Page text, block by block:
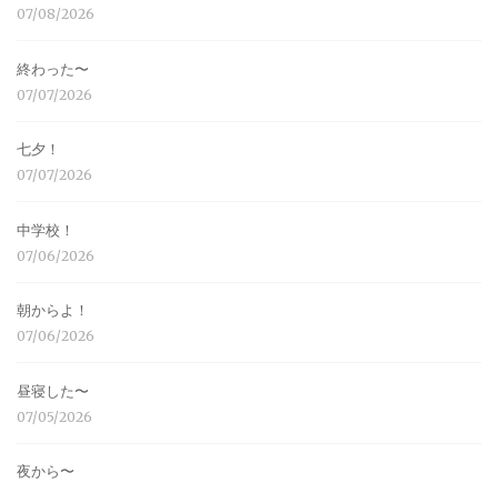
07/08/2026
終わった〜
07/07/2026
七夕！
07/07/2026
中学校！
07/06/2026
朝からよ！
07/06/2026
昼寝した〜
07/05/2026
夜から〜